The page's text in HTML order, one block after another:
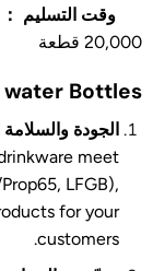
وقت التسليم ：
20,000 قطعة
water Bottles
الجودة والسلامة
meet
LFGB),
for your
customers.